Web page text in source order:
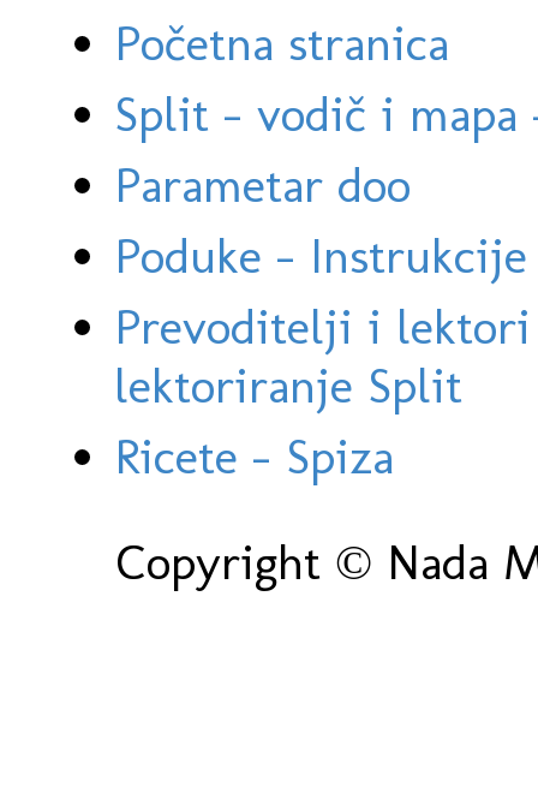
Početna stranica
Split - vodič i
Parametar doo
Poduke -
Prevoditelji i
lektoriranje Split
Ricete - Spiza
Copyright © Nada